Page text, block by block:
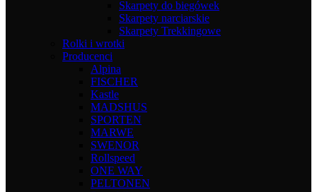
Skarpety do biegówek
Skarpety narciarskie
Skarpety Trekkingowe
Rolki i wrotki
Producenci
Alpina
FISCHER
Kastle
MADSHUS
SPORTEN
MARWE
SWENOR
Rollspeed
ONE WAY
PELTONEN